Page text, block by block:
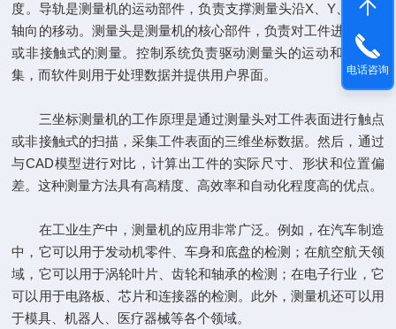
度。导轨是测量机的运动部件，负责支撑测量头沿X、Y、Z三个
轴向的移动。测量头是测量机的核心部件，负责对工件进行触点
或非接触式的测量。控制系统负责驱动测量头的运动和数据采
集，而软件则用于处理数据并提供用户界面。
三坐标测量机的工作原理是通过测量头对工件表面进行触点
或非接触式的扫描，采集工件表面的三维坐标数据。然后，通过
与CAD模型进行对比，计算出工件的实际尺寸、形状和位置偏
差。这种测量方法具有高精度、高效率和自动化程度高的优点。
在工业生产中，测量机的应用非常广泛。例如，在汽车制造
中，它可以用于发动机零件、车身和底盘的检测；在航空航天领
域，它可以用于涡轮叶片、齿轮和轴承的检测；在电子行业，它
可以用于电路板、芯片和连接器的检测。此外，测量机还可以用
于模具、机器人、医疗器械等各个领域。
电话咨询